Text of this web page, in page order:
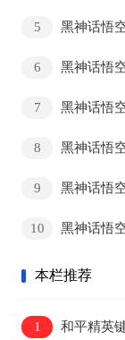
5
黑神话悟
6 黑神话悟
7 黑神话悟
8
黑神话悟
9 黑神话悟
10
黑神话悟
本栏推荐
1
和平精英